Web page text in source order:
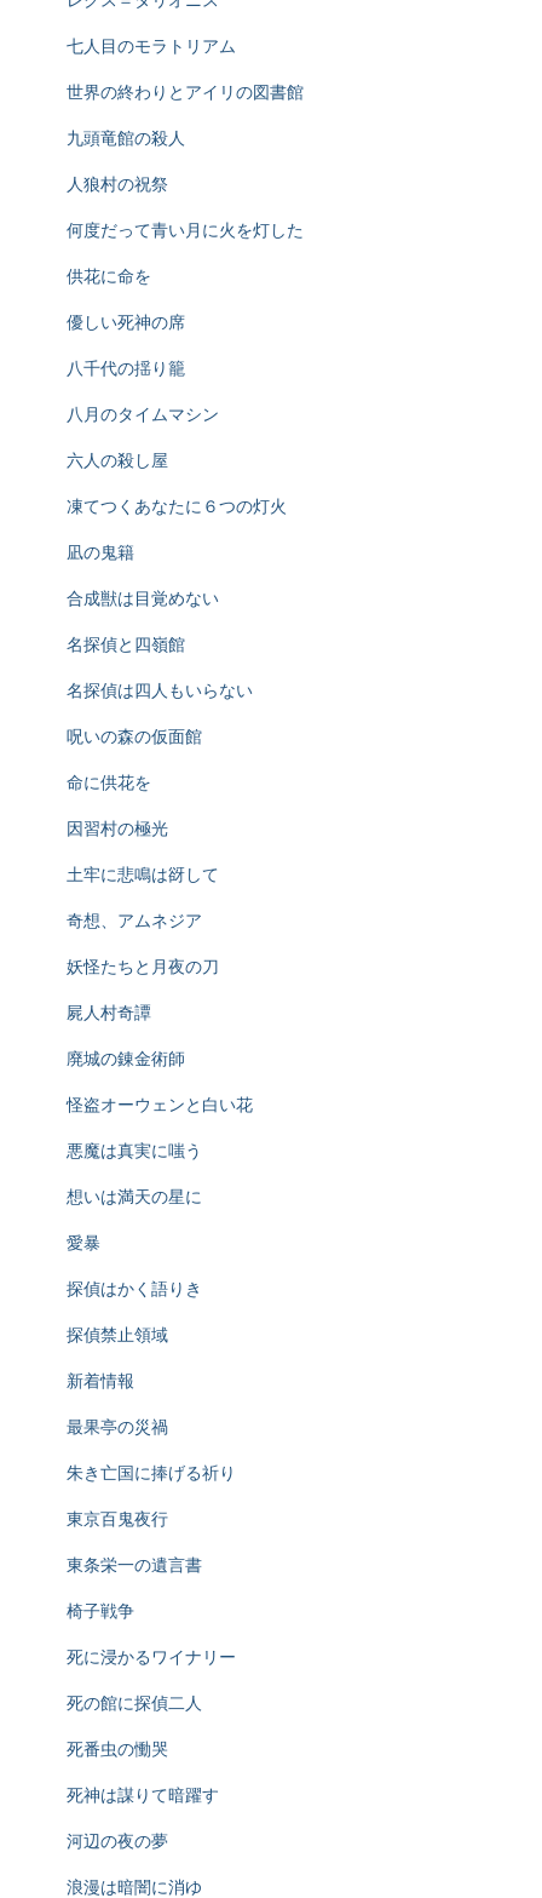
七人目のモラトリアム
世界の終わりとアイリの図書館
九頭竜館の殺人
人狼村の祝祭
何度だって青い月に火を灯した
供花に命を
優しい死神の席
八千代の揺り籠
八月のタイムマシン
六人の殺し屋
凍てつくあなたに６つの灯火
凪の鬼籍
合成獣は目覚めない
名探偵と四嶺館
名探偵は四人もいらない
呪いの森の仮面館
命に供花を
因習村の極光
土牢に悲鳴は谺して
奇想、アムネジア
妖怪たちと月夜の刀
屍人村奇譚
廃城の錬金術師
怪盗オーウェンと白い花
悪魔は真実に嗤う
想いは満天の星に
愛暴
探偵はかく語りき
探偵禁止領域
新着情報
最果亭の災禍
朱き亡国に捧げる祈り
東京百鬼夜行
東条栄一の遺言書
椅子戦争
死に浸かるワイナリー
死の館に探偵二人
死番虫の慟哭
死神は謀りて暗躍す
河辺の夜の夢
浪漫は暗闇に消ゆ